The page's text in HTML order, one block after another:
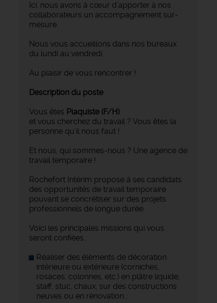
Ici, nous avons à cœur d’apporter à nos
collaborateurs un accompagnement sur-
mesure.
Nous vous accueillons dans nos bureaux
du lundi au vendredi.
Au plaisir de vous rencontrer !
Description du poste
Vous êtes Plaquiste (F/H)
et vous cherchez du travail ? Vous êtes la
personne qu’il nous faut !
Et nous, qui sommes-nous ? Une agence de
travail temporaire !
Rochefort Intérim propose à ses candidats
des opportunités de travail temporaire
pouvant se concrétiser sur des projets
professionnels de longue durée.
Voici les principales missions qui vous
seront confiées :
Réaliser des éléments de décoration
intérieure ou extérieure (corniches,
rosaces, colonnes, etc.) en plâtre liquide,
staff, stuc, chaux, sur des constructions
neuves ou en rénovation ;